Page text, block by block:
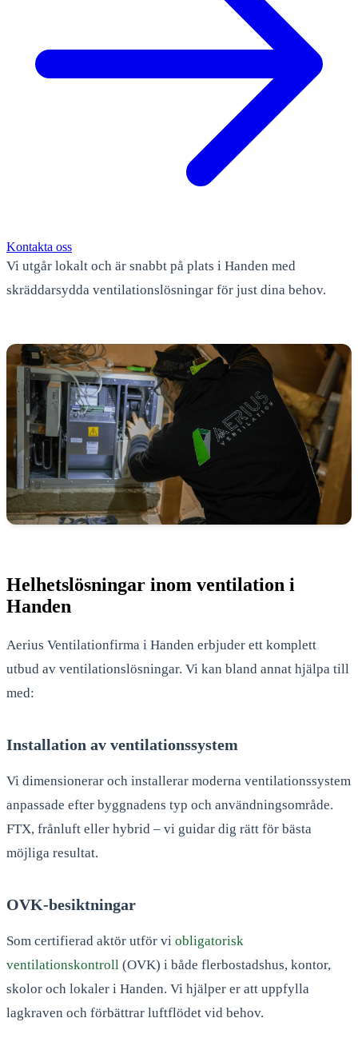
Kontakta oss
Vi utgår lokalt och är snabbt på plats i Handen med
skräddarsydda ventilationslösningar för just dina behov.
Helhetslösningar inom ventilation i
Handen
Aerius Ventilationfirma i Handen erbjuder ett komplett
utbud av ventilationslösningar. Vi kan bland annat hjälpa till
med:
Installation av ventilationssystem
Vi dimensionerar och installerar moderna ventilationssystem
anpassade efter byggnadens typ och användningsområde.
FTX, frånluft eller hybrid – vi guidar dig rätt för bästa
möjliga resultat.
OVK-besiktningar
Som certifierad aktör utför vi obligatorisk
ventilationskontroll (OVK) i både flerbostadshus, kontor,
skolor och lokaler i Handen. Vi hjälper er att uppfylla
lagkraven och förbättrar luftflödet vid behov.